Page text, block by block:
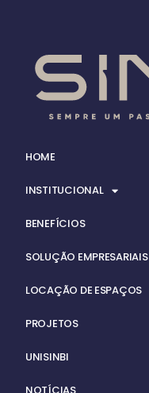
HOME
INSTITUCIONAL
BENEFÍCIOS
SOLUÇÃO EMPRESARIAIS
LOCAÇÃO DE ESPAÇOS
PROJETOS
UNISINBI